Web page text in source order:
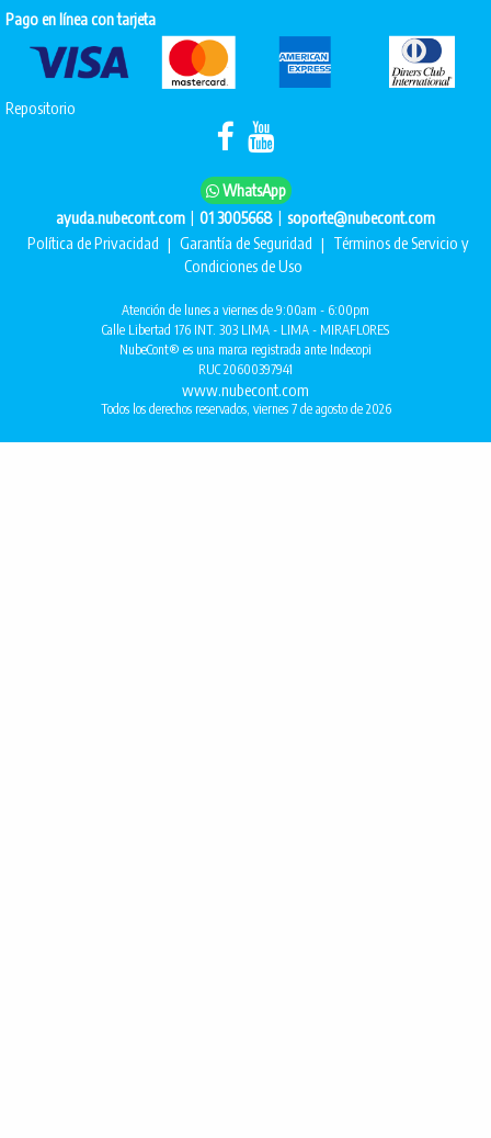
Pago en línea con tarjeta
Repositorio
WhatsApp
ayuda.nubecont.com | 01 3005668 | soporte@nubecont.com
Política de Privacidad | Garantía de Seguridad | Términos de Servicio y
Condiciones de Uso
Atención de lunes a viernes de 9:00am - 6:00pm
Calle Libertad 176 INT. 303 LIMA - LIMA - MIRAFLORES
NubeCont® es una marca registrada ante Indecopi
RUC 20600397941
www.nubecont.com
Todos los derechos reservados, viernes 7 de agosto de 2026